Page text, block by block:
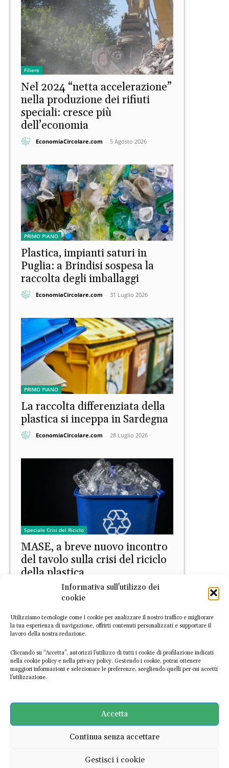
Informativa sull'utilizzo dei
cookie
Utilizziamo tecnologie come i cookie per analizzare il nostro traffico e migliorare
la tua esperienza di navigazione, offrirti contenuti personalizzati e supportare il
lavoro della nostra redazione.
Cliccando su “Accetta”, autorizzi l’utilizzo di tutti i cookie di profilazione indicati
nella cookie policy e nella privacy policy. Gestendo i cookie, potrai ottenere
maggiori informazioni e selezionare le preferenze, scegliendo quelli per cui accetti
l’utilizzazione.
Accetta
Continua senza accettare
Gestisci i cookie
Filiere
Nel 2024 “netta accelerazione”
nella produzione dei rifiuti
speciali: cresce più
dell’economia
EconomiaCircolare.com - 5 Agosto 2026
PRIMO PIANO
Plastica, impianti saturi in
Puglia: a Brindisi sospesa la
raccolta degli imballaggi
EconomiaCircolare.com - 31 Luglio 2026
PRIMO PIANO
La raccolta differenziata della
plastica si inceppa in Sardegna
EconomiaCircolare.com - 28 Luglio 2026
Speciale Crisi del Riciclo
MASE, a breve nuovo incontro
del tavolo sulla crisi del riciclo
della plastica
EconomiaCircolare.com - 20 Luglio 2026
ANCI e Utilitalia: avviare
tavolo permanente con regioni
sulla crisi della plastica
EconomiaCircolare.com - 15 Luglio 2026